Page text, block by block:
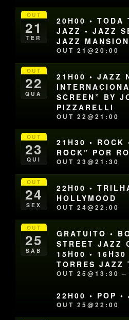
OUT
21
TER
20H00 • TODA
JAZZ • JAZZ
JAZZ MANSION
OUT 21@20:00
OUT
22
QUA
21H00 • JAZZ
SCREEN” BY
PIZZARELLI
OUT 22@21:00
OUT
23
QUI
21H30 • ROCK
ROCK” POR
OUT 23@21:30
OUT
24
SEX
22H00 •
HOLLYMOOD
OUT 24@22:00
OUT
25
SÁB
GRATUITO •
STREET JAZZ
15H00 • 16H30
TORRES JAZZ
OUT 25@13:30
22H00 • POP •
OUT 25@22:00